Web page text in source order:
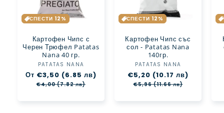
СПЕСТИ 12%
Картофен Чипс с
Черен Трюфел Patatas
Nana 40 гр.
Доставчик:
PATATAS NANA
Обичайна
цена
От €3,50 (6.85 лв)
€4,00 (7.82 лв)
СПЕСТИ 12%
Картофен Чипс със
сол - Patatas Nana
140гр.
Доставчик:
PATATAS NANA
Обичайна
цена
€5,20 (10.17 лв)
€5,96 (11.66 лв)